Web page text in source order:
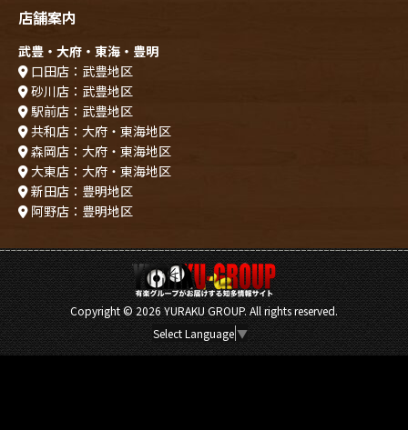
店舗案内
武豊・大府・東海・豊明
口田店：武豊地区
砂川店：武豊地区
駅前店：武豊地区
共和店：大府・東海地区
森岡店：大府・東海地区
大東店：大府・東海地区
新田店：豊明地区
阿野店：豊明地区
Copyright ©2026 YURAKU GROUP. All rights reserved.
Select Language ▼